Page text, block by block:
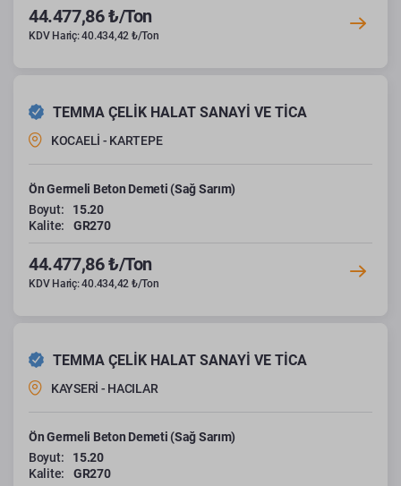
44.477,86 ₺/Ton
KDV Hariç: 40.434,42 ₺/Ton
TEMMA ÇELİK HALAT SANAYİ VE TİCA
KOCAELİ - KARTEPE
Ön Germeli Beton Demeti (Sağ Sarım)
Boyut:
15.20
Kalite:
GR270
44.477,86 ₺/Ton
KDV Hariç: 40.434,42 ₺/Ton
TEMMA ÇELİK HALAT SANAYİ VE TİCA
KAYSERİ - HACILAR
Ön Germeli Beton Demeti (Sağ Sarım)
Boyut:
15.20
Kalite:
GR270